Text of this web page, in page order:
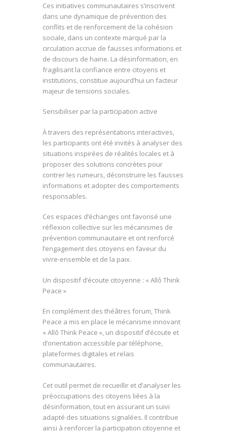
Ces initiatives communautaires s’inscrivent
dans une dynamique de prévention des
conflits et de renforcement de la cohésion
sociale, dans un contexte marqué par la
circulation accrue de fausses informations et
de discours de haine. La désinformation, en
fragilisant la confiance entre citoyens et
institutions, constitue aujourd’hui un facteur
majeur de tensions sociales.
Sensibiliser par la participation active
À travers des représentations interactives,
les participants ont été invités à analyser des
situations inspirées de réalités locales et à
proposer des solutions concrètes pour
contrer les rumeurs, déconstruire les fausses
informations et adopter des comportements
responsables.
Ces espaces d’échanges ont favorisé une
réflexion collective sur les mécanismes de
prévention communautaire et ont renforcé
l’engagement des citoyens en faveur du
vivre-ensemble et de la paix.
Un dispositif d’écoute citoyenne : « Allô Think
Peace »
En complément des théâtres forum, Think
Peace a mis en place le mécanisme innovant
« Allô Think Peace », un dispositif d’écoute et
d’orientation accessible par téléphone,
plateformes digitales et relais
communautaires.
Cet outil permet de recueillir et d’analyser les
préoccupations des citoyens liées à la
désinformation, tout en assurant un suivi
adapté des situations signalées. Il contribue
ainsi à renforcer la participation citoyenne et